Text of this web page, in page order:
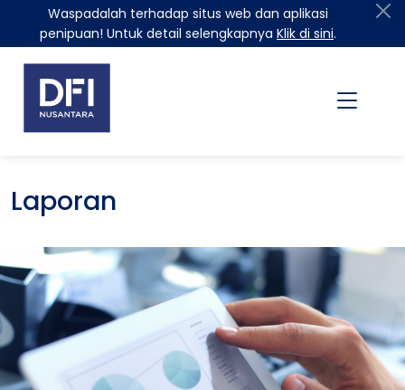
Waspadalah terhadap situs web dan aplikasi
penipuan! Untuk detail selengkapnya Klik di sini.
Laporan